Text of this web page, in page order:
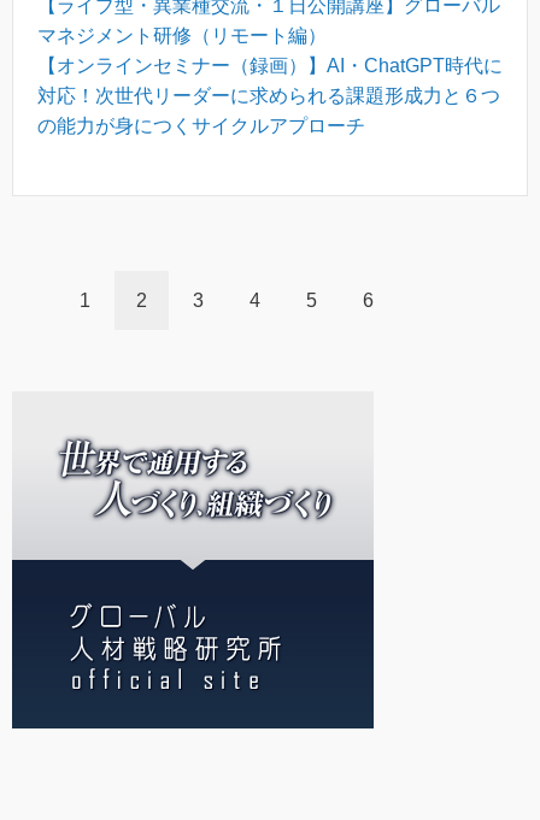
【ライブ型・異業種交流・１日公開講座】グローバル
マネジメント研修（リモート編）
【オンラインセミナー（録画）】AI・ChatGPT時代に
対応！次世代リーダーに求められる課題形成力と６つ
の能力が身につくサイクルアプローチ
1 2 3 4 5 6